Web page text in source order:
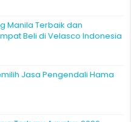
Manila Terbaik dan
Beli di Velasco Indonesia
Jasa Pengendali Hama